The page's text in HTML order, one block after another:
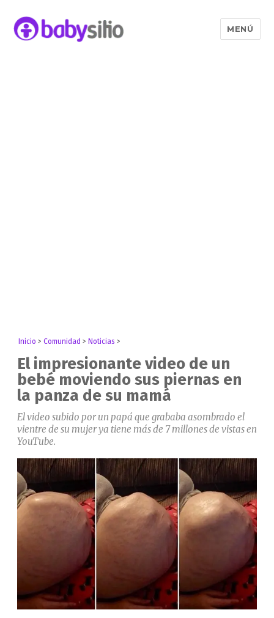
MENÚ
Inicio >Comunidad > Noticias >
El impresionante video de un
bebé moviendo sus piernas en
la panza de su mamá
El video subido por un papá que grababa asombrado el
vientre de su mujer ya tiene más de 7 millones de vistas en
YouTube.